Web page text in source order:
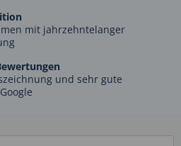
mit jahrzehntelanger
und sehr gute